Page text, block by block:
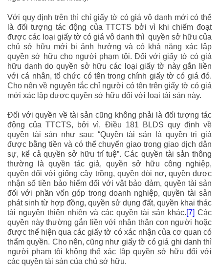
Với quy định trên thì chỉ giấy tờ có giá vô danh mới có thể
là đối tượng tác động của TTCTS bởi vì khi chiếm đoạt
được các loại giấy tờ có giá vô danh thì quyền sở hữu của
chủ sở hữu mới bị ảnh hưởng và có khả năng xác lập
quyền sở hữu cho người phạm tội. Đối với giấy tờ có giá
hữu danh do quyền sở hữu các loại giấy tờ này gắn liền
với cá nhân, tổ chức có tên trong chính giấy tờ có giá đó.
Cho nên về nguyên tắc chỉ người có tên trên giấy tờ có giá
mới xác lập được quyền sở hữu đối với loại tài sản này.
Đối với quyền về tài sản cũng không phải là đối tượng tác
động của TTCTS, bởi vì, Điều 181 BLDS quy định về
quyền tài sản như sau: “Quyền tài sản là quyền trị giá
được bằng tiền và có thể chuyển giao trong giao dịch dân
sự, kể cả quyền sở hữu trí tuệ”. Các quyền tài sản thông
thường là quyền tác giả, quyền sở hữu công nghiệp,
quyền đối với giống cây trồng, quyền đòi nợ, quyền được
nhận số tiền bảo hiểm đối với vật bảo đảm, quyền tài sản
đối với phần vốn góp trong doanh nghiệp, quyền tài sản
phát sinh từ hợp đồng, quyền sử dụng đất, quyền khai thác
tài nguyên thiên nhiên và các quyền tài sản khác.[7] Các
quyền này thường gắn liền với nhân thân con người hoặc
được thể hiện qua các giấy tờ có xác nhận của cơ quan có
thẩm quyền. Cho nên, cũng như giấy tờ có giá ghi danh thì
người phạm tội không thể xác lập quyền sở hữu đối với
các quyền tài sản của chủ sở hữu.